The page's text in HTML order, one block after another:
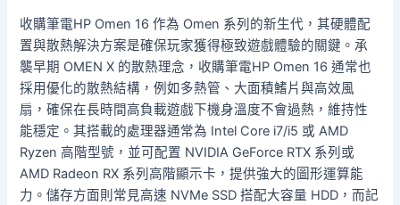
收購筆電HP Omen 16 作為 Omen 系列的新生代，其硬體配
置與散熱解決方案是確保玩家獲得極致遊戲體驗的關鍵。承
襲早期 OMEN X 的散熱理念，收購筆電HP Omen 16 通常也
採用優化的散熱結構，例如多熱管、大面積鰭片與高效風
扇，確保在長時間高負載遊戲下機身溫度不會過熱，維持性
能穩定。其搭載的處理器通常為 Intel Core i7/i5 或 AMD
Ryzen 高階型號，並可配置 NVIDIA GeForce RTX 系列或
AMD Radeon RX 系列高階顯示卡，提供強大的圖形運算能
力。儲存方面則常見高速 NVMe SSD 搭配大容量 HDD，而記